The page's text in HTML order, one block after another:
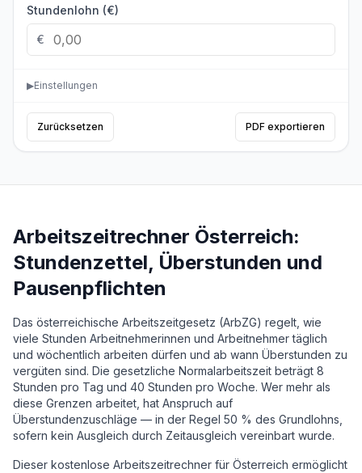
Stundenlohn (€)
€
▶Einstellungen
Zurücksetzen PDF exportieren
Arbeitszeitrechner Österreich:
Stundenzettel, Überstunden und
Pausenpflichten
Das österreichische Arbeitszeitgesetz (ArbZG) regelt, wie
viele Stunden Arbeitnehmerinnen und Arbeitnehmer täglich
und wöchentlich arbeiten dürfen und ab wann Überstunden zu
vergüten sind. Die gesetzliche Normalarbeitszeit beträgt 8
Stunden pro Tag und 40 Stunden pro Woche. Wer mehr als
diese Grenzen arbeitet, hat Anspruch auf
Überstundenzuschläge — in der Regel 50 % des Grundlohns,
sofern kein Ausgleich durch Zeitausgleich vereinbart wurde.
Dieser kostenlose Arbeitszeitrechner für Österreich ermöglicht